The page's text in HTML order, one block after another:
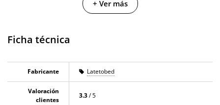
+ Ver más
Ficha técnica
Fabricante Latetobed
Valoración
clientes
3.3/ 5